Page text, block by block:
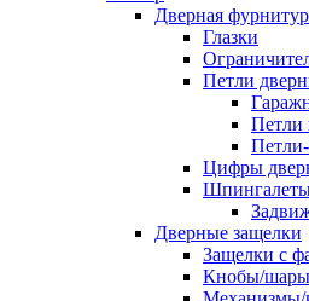
Дверная
Глазки
Петли
Петли
Петли-
Цифры
Дверные защелки
Защелки с
Кнобы/шары